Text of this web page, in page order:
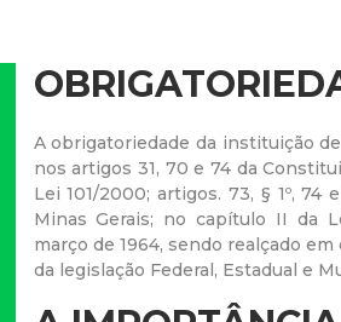
i
t
u
r
a
A obrigatoriedade da instituição
nos artigos 31, 70 e 74 da
Lei 101/2000; artigos. 73, § 1º, 74
Minas Gerais; no capítulo II da
março de 1964, sendo realçado
da legislação Federal, Estadual e